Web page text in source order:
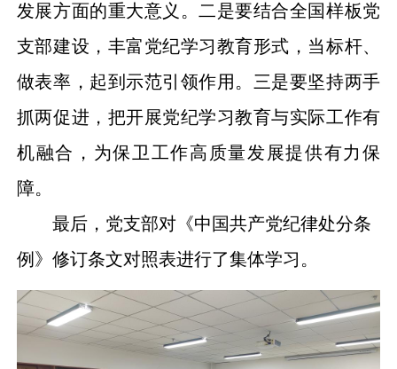
发展方面的重大意义。二是要结合全国样板党
支部建设，丰富党纪学习教育形式，当标杆、
做表率，起到示范引领作用。三是要坚持两手
抓两促进 ，把开展党纪学习教育与实际工作有
机融合， 为保卫工作高质量发展提供有力保
障。
最后，党支部对《中国共产党纪律处分条
例》修订条文对照表进行了集体学习。